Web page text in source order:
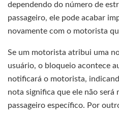
dependendo do número de
passageiro, ele pode acabar
novamente com o motorista
Se um motorista atribui uma
usuário, o bloqueio acontece
notificará o motorista,
nota significa que ele não será
passageiro específico. Por